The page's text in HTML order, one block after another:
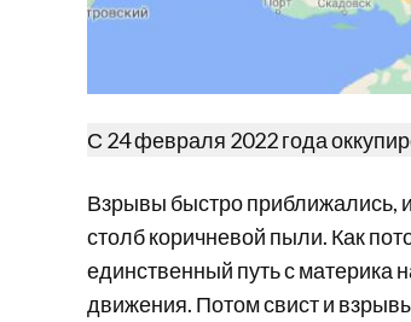
С 24 февраля 2022 года
Взрывы быстро приближались, и
столб коричневой пыли. Как
единственный путь с материка
движения. Потом свист и